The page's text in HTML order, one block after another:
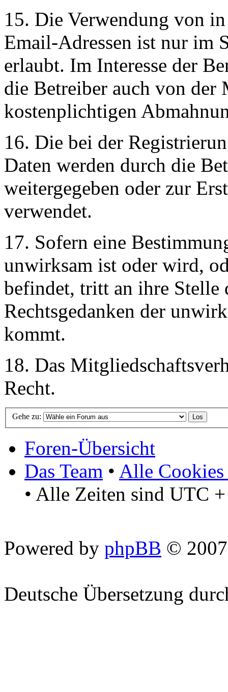
15. Die Verwendung von
Email-Adressen ist nur im
erlaubt. Im Interesse der
die Betreiber auch von
kostenplichtigen
16. Die bei der
Daten werden durch die
weitergegeben oder zur
verwendet.
17. Sofern eine
unwirksam ist oder wird,
befindet, tritt an ihre Stelle
Rechtsgedanken der
kommt.
18. Das
Recht.
Gehe zu:
Foren-Übersicht
Das Team • Alle Cookies
• Alle Zeiten sind UTC
Powered by phpBB ©
Deutsche Übersetzung